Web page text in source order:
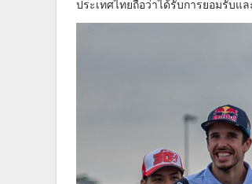
ประเทศไทยถือว่าได้รับการยอมรับแ